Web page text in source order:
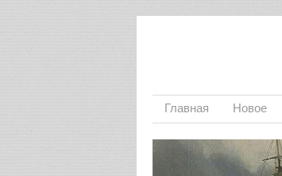
Главная Новое